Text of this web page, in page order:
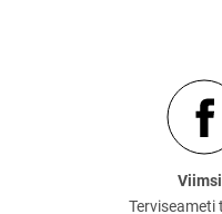
Terviseameti